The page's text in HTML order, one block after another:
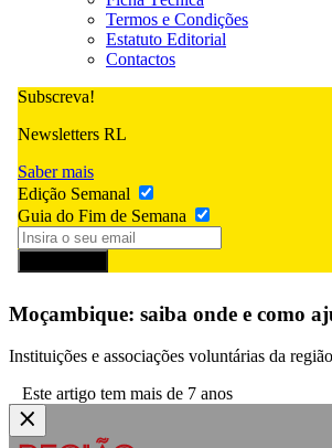
Termos e Condições
Estatuto Editorial
Contactos
Subscreva!
Newsletters RL
Saber mais
Edição Semanal
Guia do Fim de Semana
Moçambique: saiba onde e como
Instituições e associações voluntárias da
Este artigo tem mais de 7 anos